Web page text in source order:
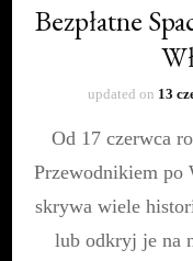
Bezpłatne
updated on 13
Od 17 czerwca
Przewodnikiem po
skrywa wiele
lub odkryj je na